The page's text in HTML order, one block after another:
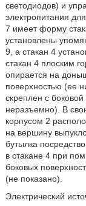
светодиодов) и
электропитания
7 имеет форму
установлены
9, а стакан 4
стакан 4 плоским
опирается на
поверхностью (ее
скреплен с
неразъемно). В
корпусом 2
на вершину
бутылка
в стакане 4 при
боковых
(не показано).
Электрический